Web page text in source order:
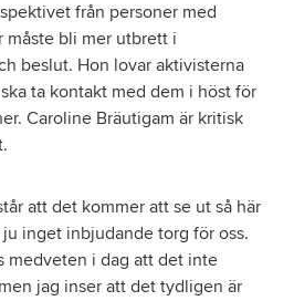
från personer med
bli mer utbrett i
beslut. Hon lovar aktivisterna
ta kontakt med dem i höst för
Caroline Bräutigam är kritisk
att det kommer att se ut så här
inget inbjudande torg för oss.
medveten i dag att det inte
jag inser att det tydligen är